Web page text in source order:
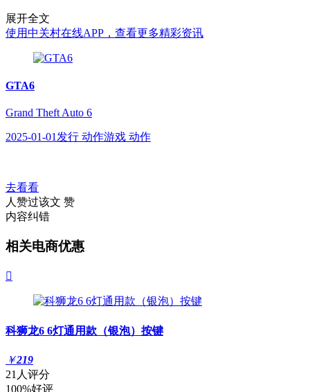
展开全文
使用中关村在线APP，查看更多精彩资讯
GTA6
Grand Theft Auto 6
2025-01-01发行 动作游戏 动作
去看看
人赞过该文 赞
内容纠错
相关电商优惠

科狮龙6 6灯通用款（银泡）按键
￥219
21人评分
100%好评